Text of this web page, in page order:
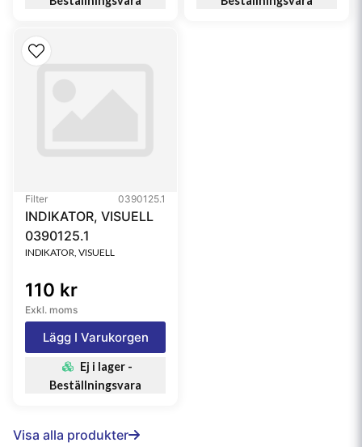
Filter 0390125.1
INDIKATOR, VISUELL
0390125.1
INDIKATOR, VISUELL
110 kr
Exkl. moms
Lägg I Varukorgen
Ej i lager -
Beställningsvara
Visa alla produkter